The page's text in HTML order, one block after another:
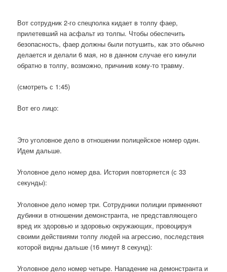
Вот сотрудник 2-го спецполка кидает в толпу фаер,
прилетевший на асфальт из толпы. Чтобы обеспечить
безопасность, фаер должны были потушить, как это обычно
делается и делали 6 мая, но в данном случае его кинули
обратно в толпу, возможно, причинив кому-то травму.
(смотреть с 1:45)
Вот его лицо:
Это уголовное дело в отношении полицейское номер один.
Идем дальше.
Уголовное дело номер два. История повторяется (с 33
секунды):
Уголовное дело номер три. Сотрудники полиции применяют
дубинки в отношении демонстранта, не представляющего
вред их здоровью и здоровью окружающих, провоцируя
своими действиями толпу людей на агрессию, последствия
которой видны дальше (16 минут 8 секунд):
Уголовное дело номер четыре. Нападение на демонстранта и